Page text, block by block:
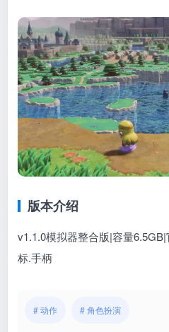
版本介绍
v1.1.0模拟器整合版|容量
标.手柄
# 动作 # 角色扮演